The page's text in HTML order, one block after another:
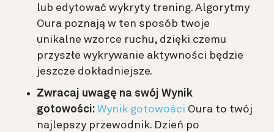
lub edytować wykryty trening. Algorytmy
Oura poznają w ten sposób twoje
unikalne wzorce ruchu, dzięki czemu
przyszłe wykrywanie aktywności będzie
jeszcze dokładniejsze.
Zwracaj uwagę na swój Wynik
gotowości: Wynik gotowości Oura to twój
najlepszy przewodnik. Dzień po